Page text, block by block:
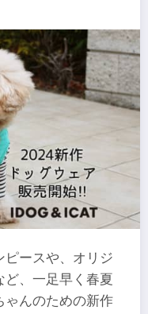
ピースや、オリジ
、一足早く春夏
ゃんのための新作